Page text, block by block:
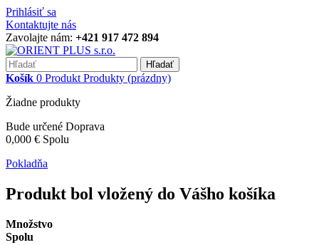
Prihlásiť sa
Kontaktujte nás
Zavolajte nám: +421 917 472 894
Hľadať
Košík 0 Produkt Produkty (prázdny)
Žiadne produkty
Bude určené Doprava
0,000 € Spolu
Pokladňa
Produkt bol vložený do Vášho košíka
Množstvo
Spolu